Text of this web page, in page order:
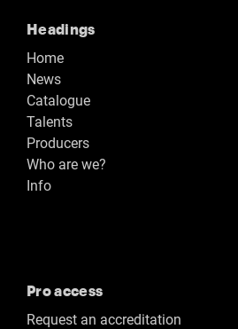
Headings
Home
News
Catalogue
Talents
Producers
Who are we?
Info
Pro access
Request an accreditation